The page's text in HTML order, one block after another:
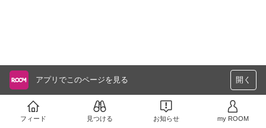
アプリでこのページを見る 開く
フィード 見つける お知らせ my ROOM